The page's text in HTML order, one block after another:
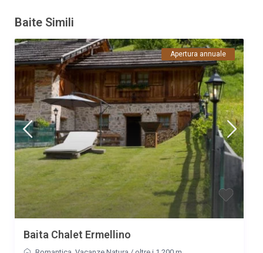
wunderschön und sehr sonnig. Für Schatten sorgt ein
Brunnen.Die Gegend ist hervorragend für Wanderungen
geeignet, es gibt Restaurants zum einkehren. Wir können die
Unterkunft sehr empfehlen.
Data
07/09/2022
Nome
Gabriella
Valutazione
Commento
Il posto è un incanto La struttura è molto confortevole e curata
in ogni dettaglio Pochi giorni di pernottamento, ma da ripetere.
Complimenti ai proprietari!
Data
16/09/2021
Nome
Stefania
Valutazione
La baita del ciliegio: che dire, una meraviglia! Abbiamo
soggiornato in questa baita per 3 giorni e ci è sembrato di vivere
Baite Simili
Apertura annuale
Baita Chalet Ermellino